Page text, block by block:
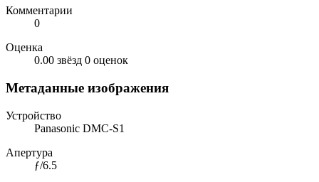
Комментарии
0
Оценка
0.00 звёзд 0 оценок
Метаданные изображения
Устройство
Panasonic DMC-S1
Апертура
ƒ/6.5